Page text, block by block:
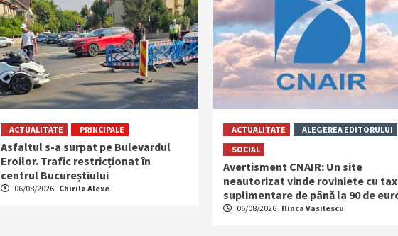
ACTUALITATE PRINCIPALE
Asfaltul s-a surpat pe Bulevardul
Eroilor. Trafic restricționat în
centrul Bucureștiului
06/08/2026 Chirila Alexe
ACTUALITATE
ALEGEREA EDITORULUI
SOCIAL
Avertisment CNAIR: Un site
neautorizat vinde roviniete cu
suplimentare de până la 90 de
06/08/2026 Ilinca Vasilescu